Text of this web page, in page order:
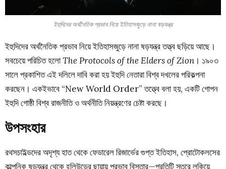
ইহুদিদের অর্থনৈতিক প্রভাব নিয়ে ইতিহাসজুড়ে নানা ষড়যন্ত্র
ইহুদিদের অর্থনৈতিক প্রভাব নিয়ে ইতিহাসজুড়ে নানা ষড়যন্ত্র তত্ত্ব ছড়িয়ে আছে।
সবচেয়ে পরিচিত হলোThe Protocols of the Elders of Zion । ১৯০৩
সালে প্রকাশিত এই দলিলে দাবি করা হয় ইহুদি নেতারা বিশ্ব দখলের পরিকল্পনা
করছেন। একইভাবে “New World Order” তত্ত্বে বলা হয়, একটি গোপন
ইহুদি গোষ্ঠী বিশ্ব রাজনীতি ও অর্থনীতি নিয়ন্ত্রণের চেষ্টা করছে।
উপসংহার
রথসচাইল্ডদের অদৃশ্য হাত থেকে ফেডারেল রিজার্ভের গুপ্ত ইতিহাস, প্রোটোকলসের
কাল্পনিক ষড়যন্ত্র থেকে হলিউডের ছায়ায় প্রভাব বিস্তার—প্রতিটি স্তরে লুকিয়ে